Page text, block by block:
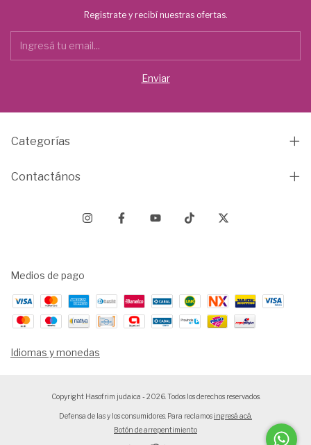
Registrate y recibí nuestras ofertas.
Categorías
Contactános
Medios de pago
Idiomas y monedas
Copyright Hasofrim judaica - 2026. Todos los derechos reservados.
Defensa de las y los consumidores. Para reclamos ingresá acá.
Botón de arrepentimiento